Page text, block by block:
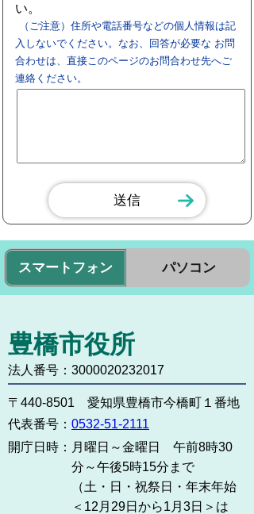
い。
（ご注意）住所や電話番号などの個人情報は記
入しないでください。なお、回答が必要な お問
合わせは、直接このページのお問合わせ先へご
連絡ください。
スマートフォン パソコン
豊橋市役所
法人番号：3000020232017
〒440-8501 愛知県豊橋市今橋町１番地
代表番号： 0532-51-2111
開庁日時： 月曜日～金曜日 午前8時30
分～午後5時15分まで
（土・日・祝祭日・年末年始
＜12月29日から1月3日＞は